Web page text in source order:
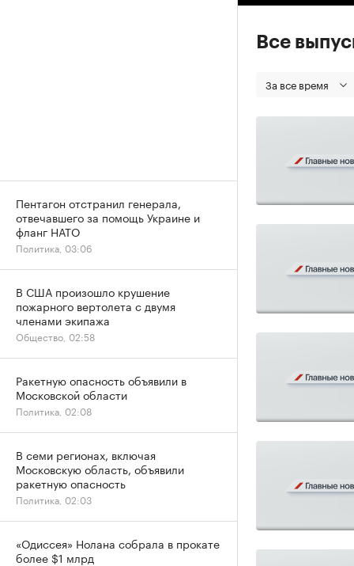
Все
За все время
Пентагон отстранил генерала,
отвечавшего за помощь Украине и
фланг НАТО
Политика, 03:06
В США произошло крушение
пожарного вертолета с двумя
членами экипажа
Общество, 02:58
Ракетную опасность объявили в
Московской области
Политика, 02:08
В семи регионах, включая
Московскую область, объявили
ракетную опасность
Политика, 02:03
«Одиссея» Нолана собрала в прокате
более $1 млрд